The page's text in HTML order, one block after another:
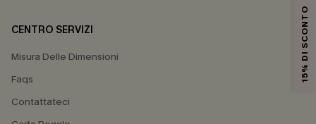
CENTRO SERVIZI
Misura Delle Dimensioni
Faqs
Contattateci
15% DI SCONTO